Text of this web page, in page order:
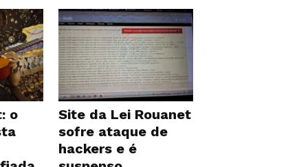
o
Site da Lei Rouanet
sofre ataque de
hackers e é